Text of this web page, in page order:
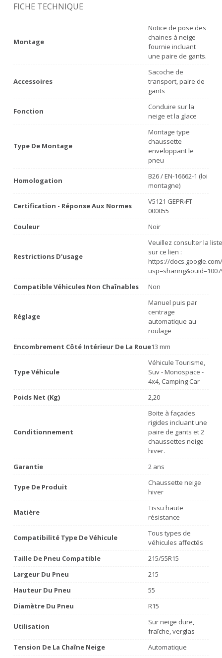
FICHE TECHNIQUE
Montage
Notice de pose des
chaines à neige
fournie incluant
une paire de gants.
Accessoires
Sacoche de
transport, paire de
gants
Fonction
Conduire sur la
neige et la glace
Type De Montage
Montage type
chaussette
enveloppant le
pneu
Homologation
B26 / EN-16662-1 (loi
montagne)
Certification - Réponse Aux Normes
V5121 GEPR‹FT
000055
Couleur
Noir
Restrictions D'usage
Veuillez consulter la
sur ce lien :
https://
Compatible Véhicules Non Chaînables
Non
Réglage
Manuel puis par
centrage
automatique au
roulage
Encombrement Côté Intérieur De La Roue13 mm
Type Véhicule
Véhicule Tourisme,
Suv - Monospace -
4x4, Camping Car
Poids Net (Kg)
2,20
Conditionnement
Boite à façades
rigides incluant une
paire de gants et 2
chaussettes neige
hiver.
Garantie
2 ans
Type De Produit
Chaussette neige
hiver
Matière
Tissu haute
résistance
Compatibilité Type De Véhicule
Tous types de
véhicules affectés
Taille De Pneu Compatible
215/55R15
Largeur Du Pneu
215
Hauteur Du Pneu
55
Diamètre Du Pneu
R15
Utilisation
Sur neige dure,
fraîche, verglas
Tension De La Chaîne Neige
Automatique